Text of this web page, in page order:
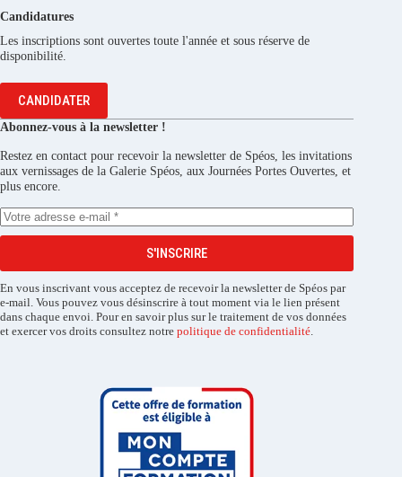
Candidatures
Les inscriptions sont ouvertes toute l'année et sous réserve de
disponibilité.
CANDIDATER
Abonnez-vous à la newsletter !
Restez en contact pour recevoir la newsletter de Spéos, les invitations
aux vernissages de la Galerie Spéos, aux Journées Portes Ouvertes, et
plus encore.
S'INSCRIRE
En vous inscrivant vous acceptez de recevoir la newsletter de Spéos par
e-mail. Vous pouvez vous désinscrire à tout moment via le lien présent
dans chaque envoi. Pour en savoir plus sur le traitement de vos données
et exercer vos droits consultez notre politique de confidentialité.